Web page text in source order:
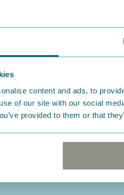
content and ads, to
of our site with our social
provided to them or that